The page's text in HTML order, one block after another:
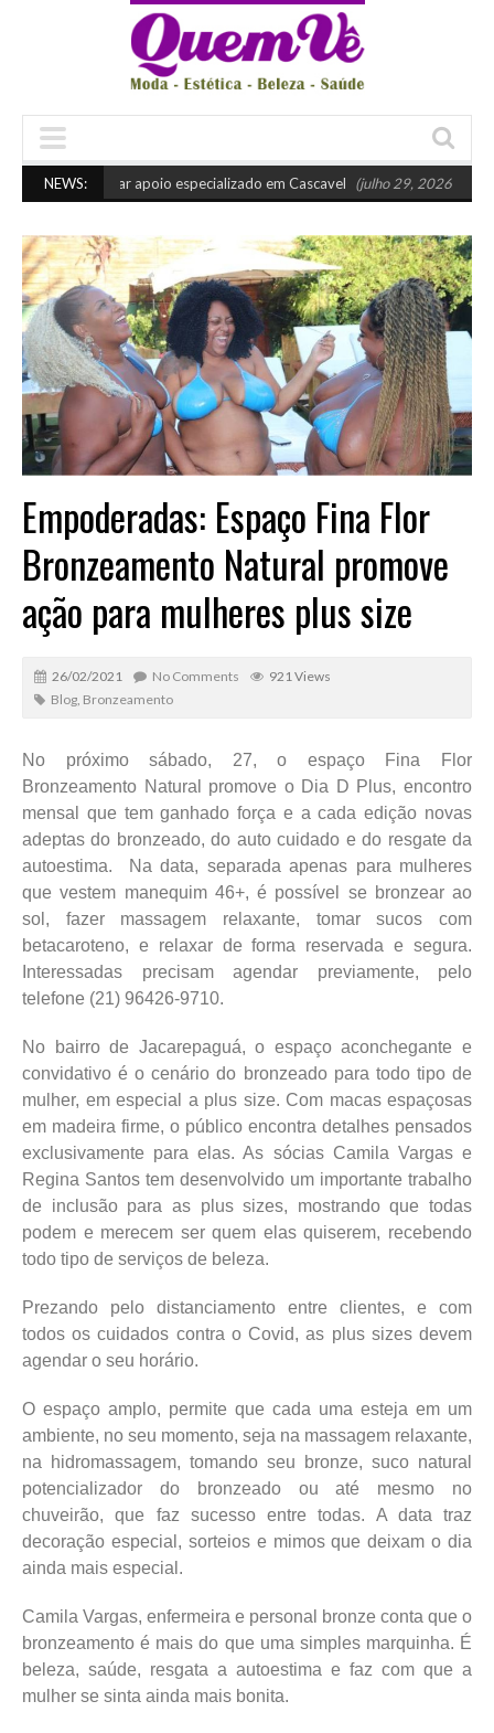
NEWS:
buscar apoio especializado em Cascavel (julho 29, 2026 10:45 am)
Empoderadas: Espaço Fina Flor
Bronzeamento Natural promove
ação para mulheres plus size
26/02/2021 No Comments
921 Views
Blog Bronzeamento
No próximo sábado, 27, o espaço Fina Flor
Bronzeamento Natural promove o Dia D Plus, encontro
mensal que tem ganhado força e a cada edição novas
adeptas do bronzeado, do auto cuidado e do resgate da
autoestima. Na data, separada apenas para mulheres
que vestem manequim 46+, é possível se bronzear ao
sol, fazer massagem relaxante, tomar sucos com
betacaroteno, e relaxar de forma reservada e segura.
Interessadas precisam agendar previamente, pelo
telefone (21) 96426-9710.
No bairro de Jacarepaguá, o espaço aconchegante e
convidativo é o cenário do bronzeado para todo tipo de
mulher, em especial a plus size. Com macas espaçosas
em madeira firme, o público encontra detalhes pensados
exclusivamente para elas. As sócias Camila Vargas e
Regina Santos tem desenvolvido um importante trabalho
de inclusão para as plus sizes, mostrando que todas
podem e merecem ser quem elas quiserem, recebendo
todo tipo de serviços de beleza.
Prezando pelo distanciamento entre clientes, e com
todos os cuidados contra o Covid, as plus sizes devem
agendar o seu horário.
O espaço amplo, permite que cada uma esteja em um
ambiente, no seu momento, seja na massagem relaxante,
na hidromassagem, tomando seu bronze, suco natural
potencializador do bronzeado ou até mesmo no
chuveirão, que faz sucesso entre todas. A data traz
decoração especial, sorteios e mimos que deixam o dia
ainda mais especial.
Camila Vargas, enfermeira e personal bronze conta que o
bronzeamento é mais do que uma simples marquinha. É
beleza, saúde, resgata a autoestima e faz com que a
mulher se sinta ainda mais bonita.